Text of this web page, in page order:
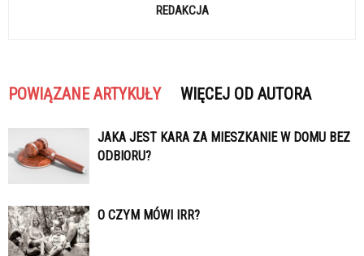
REDAKCJA
POWIĄZANE ARTYKUŁY WIĘCEJ OD AUTORA
JAKA JEST KARA ZA MIESZKANIE W DOMU BEZ
ODBIORU?
O CZYM MÓWI IRR?